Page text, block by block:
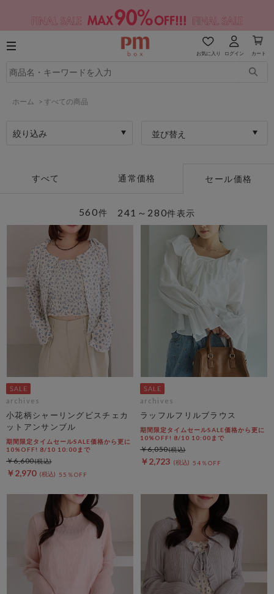
お気に入り ログイン カート
ホーム > すべての商品
絞り込み 並び替え
すべて 通常価格 セール価格
241～280件表示
560件
archives
小花柄シャーリングビスチェカ
ットアンサンブル
期間限定タイムセールSALE価格から更に
10%OFF! 8/10 10:00まで
￥2,970 55％OFF
￥6,600
archives
ラッフルフリルブラウス
期間限定タイムセールSALE価格から更に
10%OFF! 8/10 10:00まで
￥2,723 54％OFF
￥6,050